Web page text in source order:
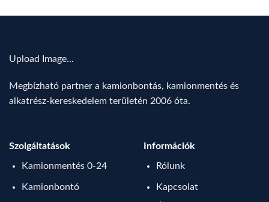
Upload Image...
Megbízható partner a kamionbontás, kamionmentés és
alkatrész-kereskedelem területén 2006 óta.
Szolgáltatások
Kamionmentés 0-24
Kamionbontó
Információk
Rólunk
Kapcsolat